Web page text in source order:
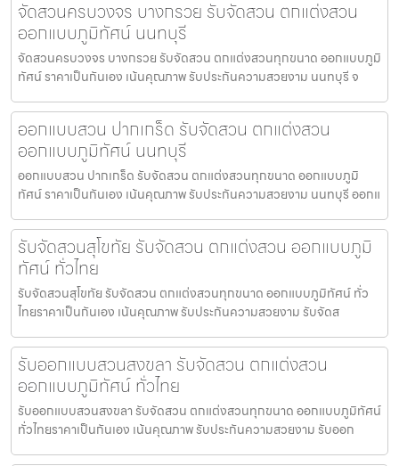
จัดสวนครบวงจร บางกรวย รับจัดสวน ตกแต่งสวน
ออกแบบภูมิทัศน์ นนทบุรี
จัดสวนครบวงจร บางกรวย รับจัดสวน ตกแต่งสวนทุกขนาด ออกแบบภูมิ
ทัศน์ ราคาเป็นกันเอง เน้นคุณภาพ รับประกันความสวยงาม นนทบุรี จ
ออกแบบสวน ปากเกร็ด รับจัดสวน ตกแต่งสวน
ออกแบบภูมิทัศน์ นนทบุรี
ออกแบบสวน ปากเกร็ด รับจัดสวน ตกแต่งสวนทุกขนาด ออกแบบภูมิ
ทัศน์ ราคาเป็นกันเอง เน้นคุณภาพ รับประกันความสวยงาม นนทบุรี ออกแ
รับจัดสวนสุโขทัย รับจัดสวน ตกแต่งสวน ออกแบบภูมิ
ทัศน์ ทั่วไทย
รับจัดสวนสุโขทัย รับจัดสวน ตกแต่งสวนทุกขนาด ออกแบบภูมิทัศน์ ทั่ว
ไทยราคาเป็นกันเอง เน้นคุณภาพ รับประกันความสวยงาม รับจัดส
รับออกแบบสวนสงขลา รับจัดสวน ตกแต่งสวน
ออกแบบภูมิทัศน์ ทั่วไทย
รับออกแบบสวนสงขลา รับจัดสวน ตกแต่งสวนทุกขนาด ออกแบบภูมิทัศน์
ทั่วไทยราคาเป็นกันเอง เน้นคุณภาพ รับประกันความสวยงาม รับออก